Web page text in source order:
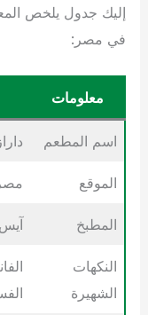
إليك جدول يلخص
في مصر:
معلومات
اسم المطعم
الموقع مصر
المطبخ
النكهات
الشهيرة